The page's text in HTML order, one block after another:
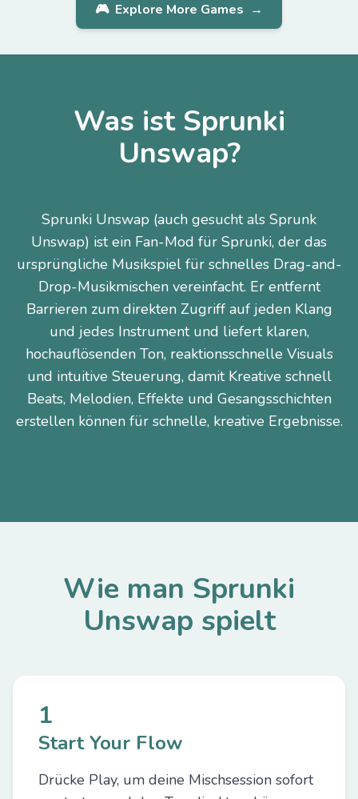
🎮 Explore More Games →
Was ist Sprunki
Unswap?
Sprunki Unswap (auch gesucht als Sprunk
Unswap) ist ein Fan-Mod für Sprunki, der das
ursprüngliche Musikspiel für schnelles Drag-and-
Drop-Musikmischen vereinfacht. Er entfernt
Barrieren zum direkten Zugriff auf jeden Klang
und jedes Instrument und liefert klaren,
hochauflösenden Ton, reaktionsschnelle Visuals
und intuitive Steuerung, damit Kreative schnell
Beats, Melodien, Effekte und Gesangsschichten
erstellen können für schnelle, kreative Ergebnisse.
Wie man Sprunki
Unswap spielt
1
Start Your Flow
Drücke Play, um deine Mischsession sofort